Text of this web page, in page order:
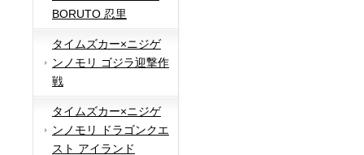
BORUTO 忍里
タイムズカー×ニジゲ
ンノモリ ゴジラ迎撃作
戦
タイムズカー×ニジゲ
ンノモリ ドラゴンクエ
スト アイランド